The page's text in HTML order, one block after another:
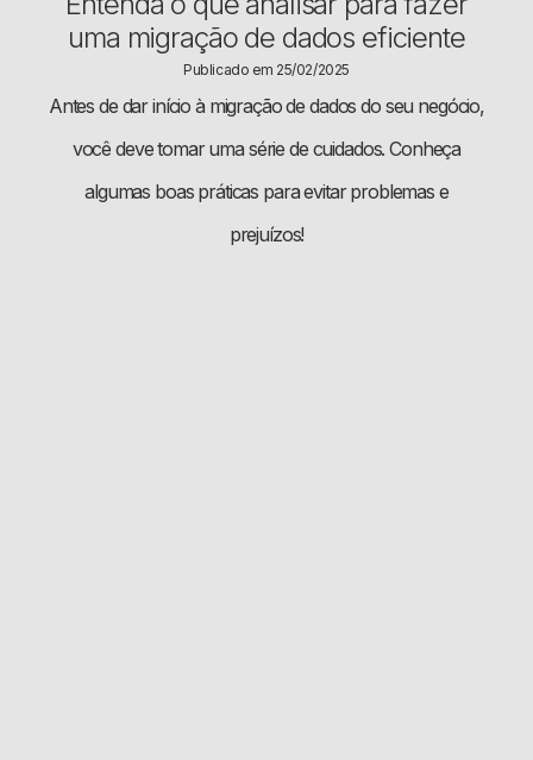
uma migração de dados eficiente
Publicado em 25/02/2025
Antes de dar início à migração de dados do seu negócio,
você deve tomar uma série de cuidados. Conheça
algumas boas práticas para evitar problemas e
prejuízos!